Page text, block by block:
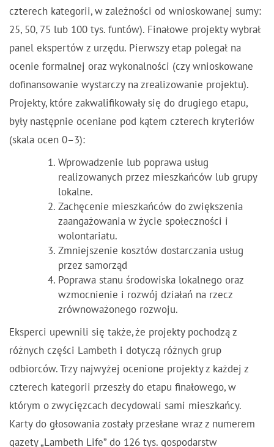
czterech kategorii, w zależności od wnioskowanej sumy:
25, 50, 75 lub 100 tys. funtów). Finałowe projekty wybrał
panel ekspertów z urzędu. Pierwszy etap polegał na
ocenie formalnej oraz wykonalności (czy wnioskowane
dofinansowanie wystarczy na zrealizowanie projektu).
Projekty, które zakwalifikowały się do drugiego etapu,
były następnie oceniane pod kątem czterech kryteriów
(skala ocen 0–3):
Wprowadzenie lub poprawa usług
realizowanych przez mieszkańców lub grupy
lokalne.
Zachęcenie mieszkańców do zwiększenia
zaangażowania w życie społeczności i
wolontariatu.
Zmniejszenie kosztów dostarczania usług
przez samorząd
Poprawa stanu środowiska lokalnego oraz
wzmocnienie i rozwój działań na rzecz
zrównoważonego rozwoju.
Eksperci upewnili się także, że projekty pochodzą z
różnych części Lambeth i dotyczą różnych grup
odbiorców. Trzy najwyżej ocenione projekty z każdej z
czterech kategorii przeszły do etapu finałowego, w
którym o zwycięzcach decydowali sami mieszkańcy.
Karty do głosowania zostały przesłane wraz z numerem
gazety „Lambeth Life” do 126 tys. gospodarstw